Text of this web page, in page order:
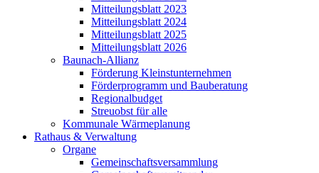
Mitteilungsblatt 2023
Mitteilungsblatt 2024
Mitteilungsblatt 2025
Mitteilungsblatt 2026
Baunach-Allianz
Förderung Kleinstunternehmen
Förderprogramm und Bauberatung
Regionalbudget
Streuobst für alle
Kommunale Wärmeplanung
Rathaus & Verwaltung
Organe
Gemeinschaftsversammlung